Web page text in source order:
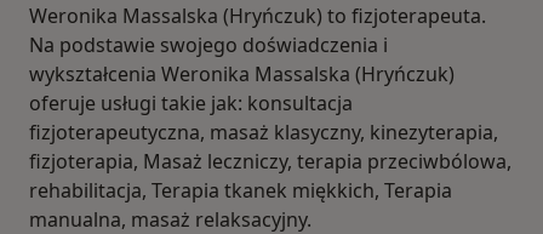
Weronika Massalska (Hryńczuk) to fizjoterapeuta.
Na podstawie swojego doświadczenia i
wykształcenia Weronika Massalska (Hryńczuk)
oferuje usługi takie jak: konsultacja
fizjoterapeutyczna, masaż klasyczny, kinezyterapia,
fizjoterapia, Masaż leczniczy, terapia przeciwbólowa,
rehabilitacja, Terapia tkanek miękkich, Terapia
manualna, masaż relaksacyjny.